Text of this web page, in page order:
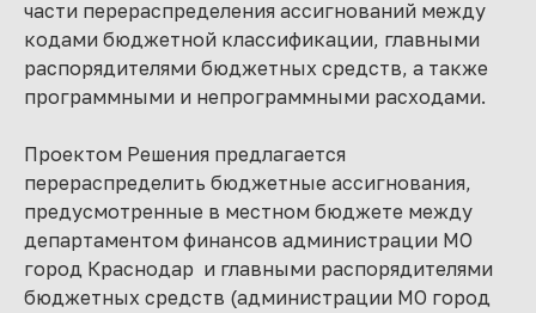
части перераспределения ассигнований между
кодами бюджетной классификации, главными
распорядителями бюджетных средств, а также
программными и непрограммными расходами.
Проектом Решения предлагается
перераспределить бюджетные ассигнования,
предусмотренные в местном бюджете между
департаментом финансов администрации МО
город Краснодар и главными распорядителями
бюджетных средств (администрации МО город